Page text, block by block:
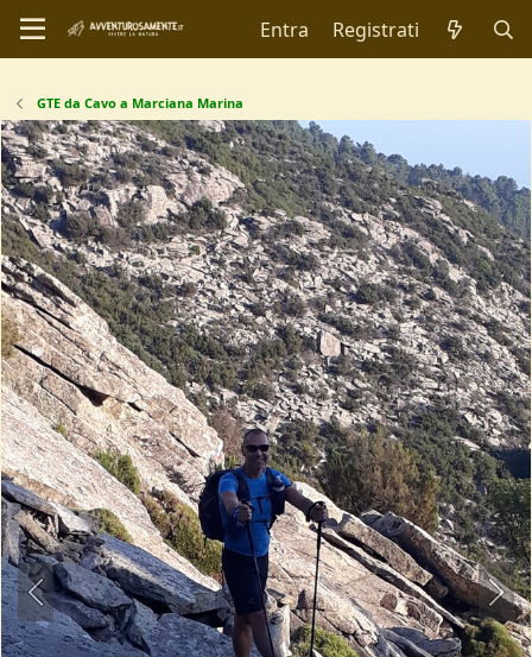
Entra Registrati
GTE da Cavo a Marciana Marina